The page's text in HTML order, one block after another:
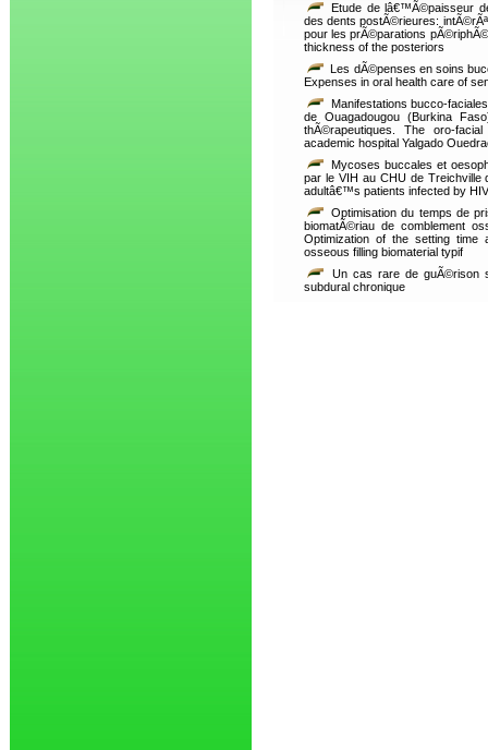
Etude de lâ€™Ã©paisseur
des dents postÃ©rieures:
pour les prÃ©parations
thickness of the posteriors
Les dÃ©penses en soins
Expenses in oral health care of
Manifestations bucco-
de Ouagadougou (Burkina
thÃ©rapeutiques. The oro-
academic hospital Yalgado
Mycoses buccales et
par le VIH au CHU de
adultâ€™s patients infected by
Optimisation du temps de
biomatÃ©riau de comblement
Optimization of the setting time
osseous filling biomaterial typif
Un cas rare de guÃ©rison
subdural chronique